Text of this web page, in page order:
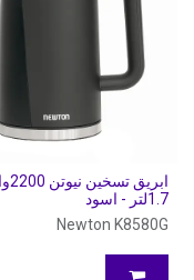
ابريق
1.7لتر - اسود
Newton K8580G